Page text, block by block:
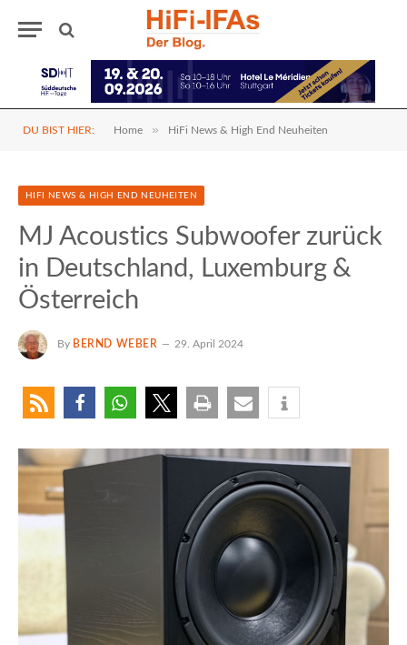
DU BIST HIER: Home » HiFi News & High End Neuheiten
HIFI NEWS & HIGH END NEUHEITEN
MJ Acoustics Subwoofer zurück
in Deutschland, Luxemburg &
Österreich
By BERND WEBER 29. April 2024